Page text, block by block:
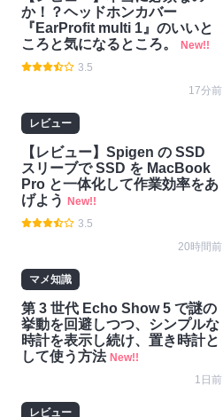
か！？ヘッドホンカバー
『EarProfit multi 1』のいいと
ころと気になるところ。
New!!
3.5
17分前
レビュー
【レビュー】Spigen の SSD
スリーブで SSD を MacBook
Pro と一体化して作業効率をあ
げよう
New!!
3.5
20時間前
マメ知識
第 3 世代 Echo Show 5 で謎の
挙動を回避しつつ、シンプルな
時計を表示し続け、置き時計と
して使う方法 New!!
1日前
レビュー